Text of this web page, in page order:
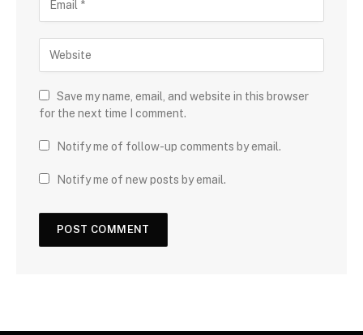
Save my name, email, and website in this browser
for the next time I comment.
Notify me of follow-up comments by email.
Notify me of new posts by email.